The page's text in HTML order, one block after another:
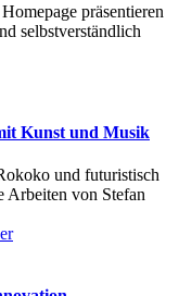
präsentieren
selbstverständlich
Kunst und Musik
und futuristisch
Arbeiten von Stefan